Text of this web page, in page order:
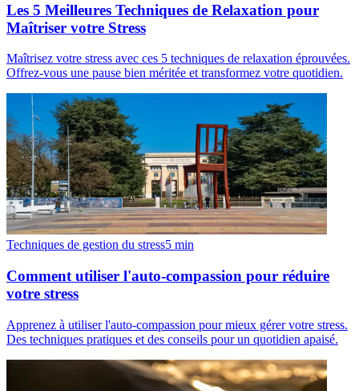
Les 5 Meilleures Techniques de Relaxation pour
Maîtriser votre Stress
Maîtrisez votre stress avec ces 5 techniques de relaxation éprouvées.
Offrez-vous une pause bien méritée et transformez votre quotidien.
Techniques de gestion du stress5 min
Comment utiliser l'auto-compassion pour réduire
votre stress
Apprenez à utiliser l'auto-compassion pour mieux gérer votre stress.
Des techniques pratiques et des conseils pour un quotidien apaisé.